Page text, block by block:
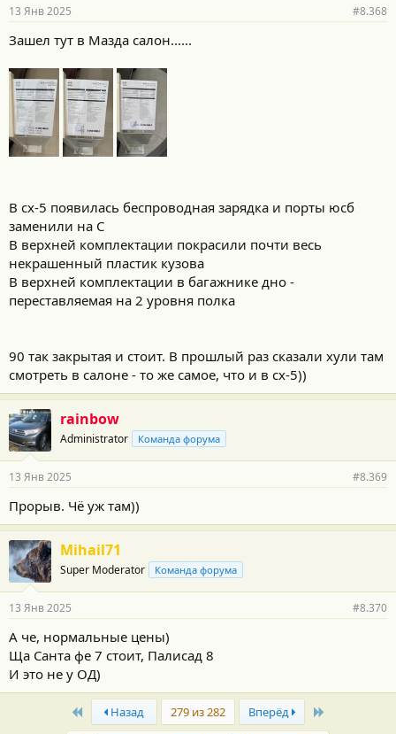
13 Янв 2025 #8.368
Зашел тут в Мазда салон......
В сх-5 появилась беспроводная зарядка и порты юсб
заменили на С
В верхней комплектации покрасили почти весь
некрашенный пластик кузова
В верхней комплектации в багажнике дно -
переставляемая на 2 уровня полка
90 так закрытая и стоит. В прошлый раз сказали хули там
смотреть в салоне - то же самое, что и в сх-5))
rainbow
Administrator Команда форума
13 Янв 2025 #8.369
Прорыв. Чё уж там))
Mihail71
Super Moderator Команда форума
13 Янв 2025 #8.370
А че, нормальные цены)
Ща Санта фе 7 стоит, Палисад 8
И это не у ОД)
First Назад 279 из 282 Вперёд